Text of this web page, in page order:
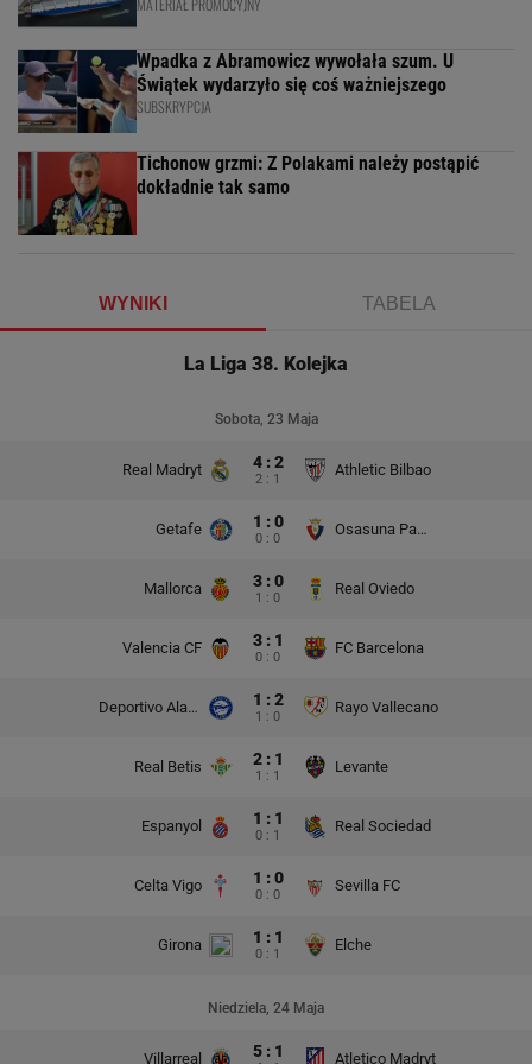
Wpadka z Abramowicz wywołała szum. U
Świątek wydarzyło się coś ważniejszego
SUBSKRYPCJA
Tichonow grzmi: Z Polakami należy postąpić
dokładnie tak samo
WYNIKI TABELA
La Liga 38. Kolejka
Sobota, 23 Maja
Real Madryt 4 : 2
2 : 1
Athletic Bilbao
Getafe 1 : 0
0 : 0
Osasuna Pampeluna
Mallorca 3 : 0
1 : 0
Real Oviedo
Valencia CF 3 : 1
0 : 0
FC Barcelona
Deportivo Alaves 1 : 2
1 : 0
Rayo Vallecano
Real Betis 2 : 1
1 : 1
Levante
Espanyol 1 : 1
0 : 1
Real Sociedad
Celta Vigo 1 : 0
0 : 0
Sevilla FC
Girona 1 : 1
0 : 1
Elche
Niedziela, 24 Maja
Villarreal 5 : 1 Atletico Madryt